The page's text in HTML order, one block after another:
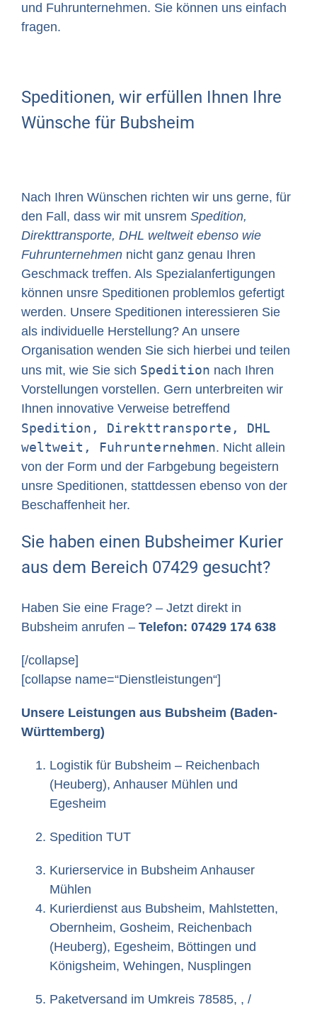
und Fuhrunternehmen. Sie können uns einfach
fragen.
Speditionen, wir erfüllen Ihnen Ihre
Wünsche für Bubsheim
Nach Ihren Wünschen richten wir uns gerne, für
den Fall, dass wir mit unsrem Spedition,
Direkttransporte, DHL weltweit ebenso wie
Fuhrunternehmen nicht ganz genau Ihren
Geschmack treffen. Als Spezialanfertigungen
können unsre Speditionen problemlos gefertigt
werden. Unsere Speditionen interessieren Sie
als individuelle Herstellung? An unsere
Organisation wenden Sie sich hierbei und teilen
uns mit, wie Sie sich Spedition nach Ihren
Vorstellungen vorstellen. Gern unterbreiten wir
Ihnen innovative Verweise betreffend
Spedition, Direkttransporte, DHL
weltweit, Fuhrunternehmen. Nicht allein
von der Form und der Farbgebung begeistern
unsre Speditionen, stattdessen ebenso von der
Beschaffenheit her.
Sie haben einen Bubsheimer Kurier
aus dem Bereich 07429 gesucht?
Haben Sie eine Frage? – Jetzt direkt in
Bubsheim anrufen – Telefon: 07429 174 638
[/collapse]
[collapse name=“Dienstleistungen“]
Unsere Leistungen aus Bubsheim (Baden-
Württemberg)
Logistik für Bubsheim – Reichenbach
(Heuberg), Anhauser Mühlen und
Egesheim
Spedition TUT
Kurierservice in Bubsheim Anhauser
Mühlen
Kurierdienst aus Bubsheim, Mahlstetten,
Obernheim, Gosheim, Reichenbach
(Heuberg), Egesheim, Böttingen und
Königsheim, Wehingen, Nusplingen
Paketversand im Umkreis 78585, , /